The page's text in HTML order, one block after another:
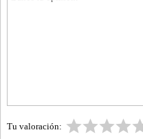
Tu valoración: